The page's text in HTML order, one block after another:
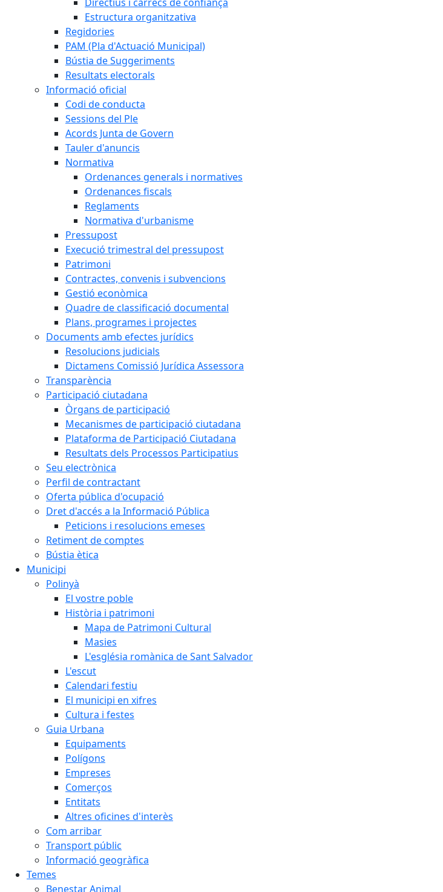
Estructura organitzativa
Regidories
PAM (Pla d'Actuació Municipal)
Bústia de Suggeriments
Resultats electorals
Informació oficial
Codi de conducta
Sessions del Ple
Acords Junta de Govern
Tauler d'anuncis
Normativa
Ordenances generals i normatives
Ordenances fiscals
Reglaments
Normativa d'urbanisme
Pressupost
Execució trimestral del pressupost
Patrimoni
Contractes, convenis i subvencions
Gestió econòmica
Quadre de classificació documental
Plans, programes i projectes
Documents amb efectes jurídics
Resolucions judicials
Dictamens Comissió Jurídica Assessora
Transparència
Participació ciutadana
Òrgans de participació
Mecanismes de participació ciutadana
Plataforma de Participació Ciutadana
Resultats dels Processos Participatius
Seu electrònica
Perfil de contractant
Oferta pública d'ocupació
Dret d'accés a la Informació Pública
Peticions i resolucions emeses
Retiment de comptes
Bústia ètica
Municipi
Polinyà
El vostre poble
Història i patrimoni
Mapa de Patrimoni Cultural
Masies
L'església romànica de Sant Salvador
L'escut
Calendari festiu
El municipi en xifres
Cultura i festes
Guia Urbana
Equipaments
Polígons
Empreses
Comerços
Entitats
Altres oficines d'interès
Com arribar
Transport públic
Informació geogràfica
Temes
Benestar Animal